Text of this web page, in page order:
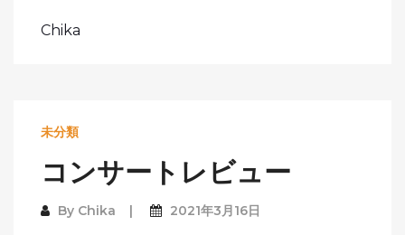
Chika
未分類
コンサートレビュー
By Chika 2021年3月16日